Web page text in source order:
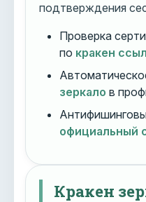
подтверждения
Проверка
по кракен
зеркало в
официальный
Кракен